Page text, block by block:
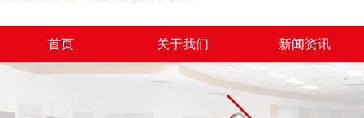
首页 关于我们 新闻资讯